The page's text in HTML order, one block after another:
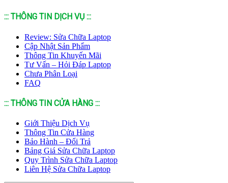
::: THÔNG TIN DỊCH VỤ :::
Review: Sửa Chữa Laptop
Cập Nhật Sản Phẩm
Thông Tin Khuyến Mãi
Tư Vấn – Hỏi Đáp Laptop
Chưa Phân Loại
FAQ
::: THÔNG TIN CỬA HÀNG :::
Giới Thiệu Dịch Vụ
Thông Tin Cửa Hàng
Bảo Hành – Đổi Trả
Bảng Giá Sửa Chữa Laptop
Quy Trình Sửa Chữa Laptop
Liên Hệ Sửa Chữa Laptop